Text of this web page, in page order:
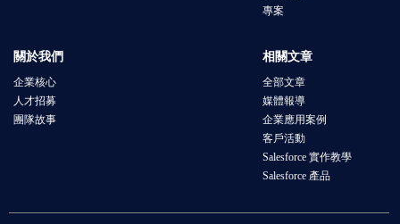
專案
關於我們
企業核心
人才招募
團隊故事
相關文章
全部文章
媒體報導
企業應用案例
客戶活動
Salesforce 實作教學
Salesforce 產品